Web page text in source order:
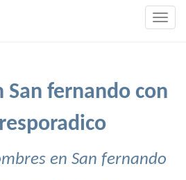
San fernando con
en San fernando